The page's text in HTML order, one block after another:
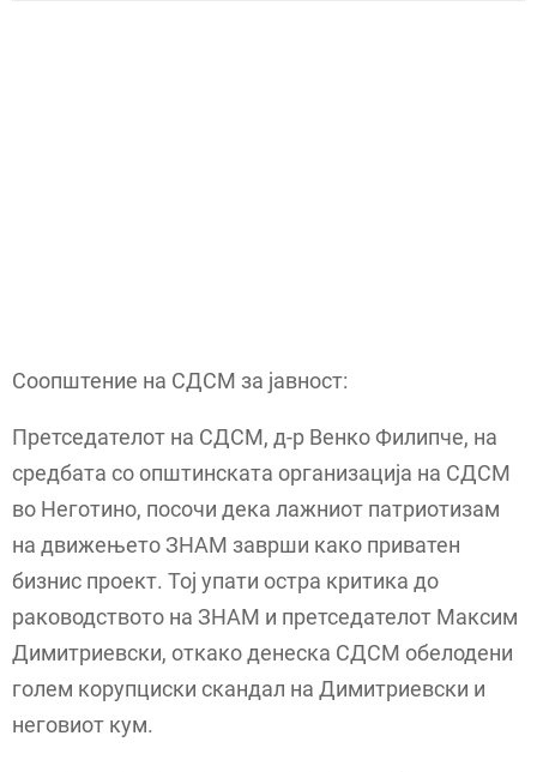
Соопштение на СДСМ за јавност:
Претседателот на СДСМ, д-р Венко Филипче, на
средбата со општинската организација на СДСМ
во Неготино, посочи дека лажниот патриотизам
на движењето ЗНАМ заврши како приватен
бизнис проект. Тој упати остра критика до
раководството на ЗНАМ и претседателот Максим
Димитриевски, откако денеска СДСМ обелодени
голем корупциски скандал на Димитриевски и
неговиот кум.